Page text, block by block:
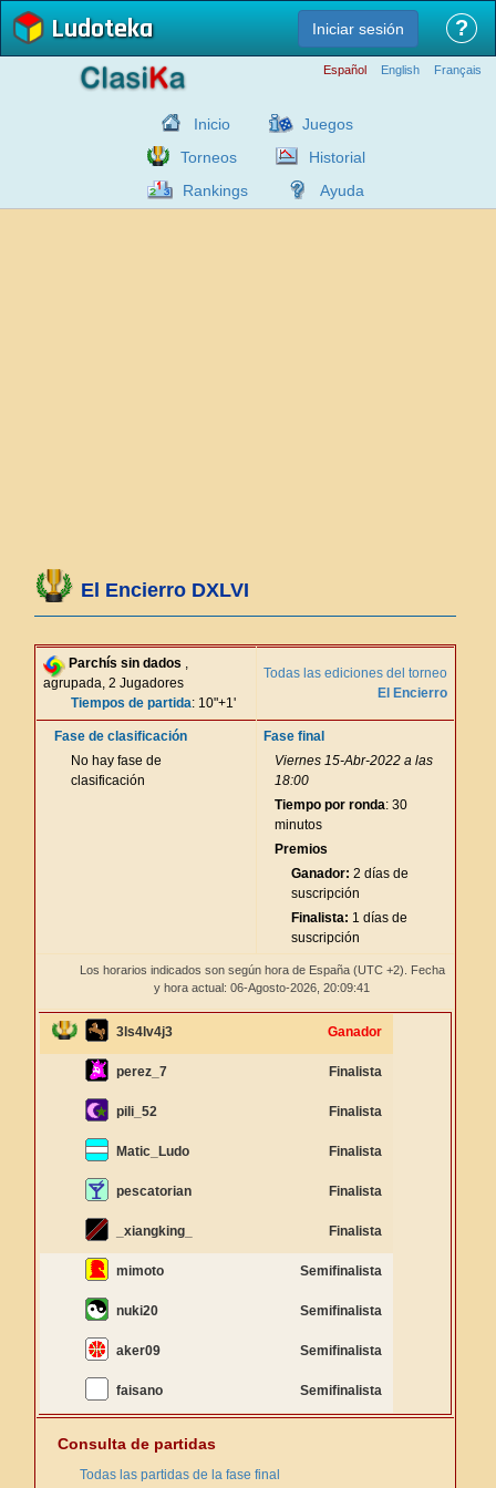
Ludoteka Iniciar sesión ?
Español English Français
Inicio
Juegos
Torneos
Historial
Rankings
Ayuda
El Encierro DXLVI
Parchís sin dados ,
agrupada, 2 Jugadores
Tiempos de partida: 10"+1'
Todas las ediciones del torneo
El Encierro
Fase de clasificación
No hay fase de
clasificación
Fase final
Viernes 15-Abr-2022 a las
18:00
Tiempo por ronda: 30
minutos
Premios
Ganador: 2 días de
suscripción
Finalista: 1 días de
suscripción
Los horarios indicados son según hora de España (UTC +2). Fecha
y hora actual: 06-Agosto-2026, 20:09:42
3ls4lv4j3 Ganador
perez_7 Finalista
pili_52 Finalista
Matic_Ludo Finalista
pescatorian Finalista
_xiangking_ Finalista
mimoto Semifinalista
nuki20 Semifinalista
aker09 Semifinalista
faisano Semifinalista
Consulta de partidas
Todas las partidas de la fase final